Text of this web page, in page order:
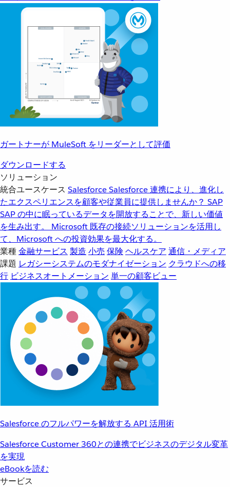
ガートナーが MuleSoft をリーダーとして評価
ダウンロードする
ソリューション
統合ユースケース SalesforceSalesforce 連携により、進化し
たエクスペリエンスを顧客や従業員に提供しませんか？ SAP
SAP の中に眠っているデータを開放することで、新しい価値
を生み出す。
Microsoft 既存の接続ソリューションを活用し
て、Microsoft への投資効果を最大化する。
業種金融サービス 製造 小売 保険 ヘルスケア 通信・メディア
課題 レガシーシステムのモダナイゼーション クラウドへの移
行 ビジネスオートメーション 単一の顧客ビュー
Salesforce のフルパワーを解放する API 活用術
Salesforce Customer 360との連携でビジネスのデジタル変革
を実現
eBookを読む
サービス